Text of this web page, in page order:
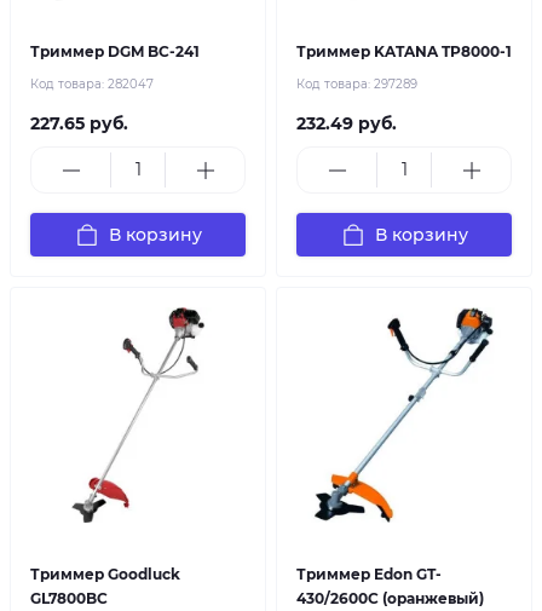
Триммер DGM BC-241
Код товара: 282047
227.65 руб.
В корзину
Триммер KATANA TP8000-1
Код товара: 297289
232.49 руб.
В корзину
Триммер Goodluck
GL7800BC
Триммер Edon GT-
430/2600C (оранжевый)